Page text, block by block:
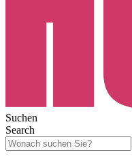
Suchen
Search